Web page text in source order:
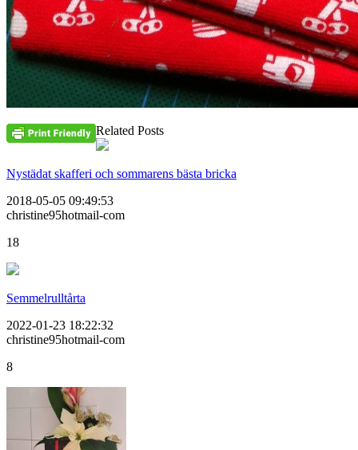
Related Posts
Nystädat skafferi och sommarens bästa bricka
2018-05-05 09:49:53
christine95hotmail-com
18
Semmelrulltårta
2022-01-23 18:22:32
christine95hotmail-com
8